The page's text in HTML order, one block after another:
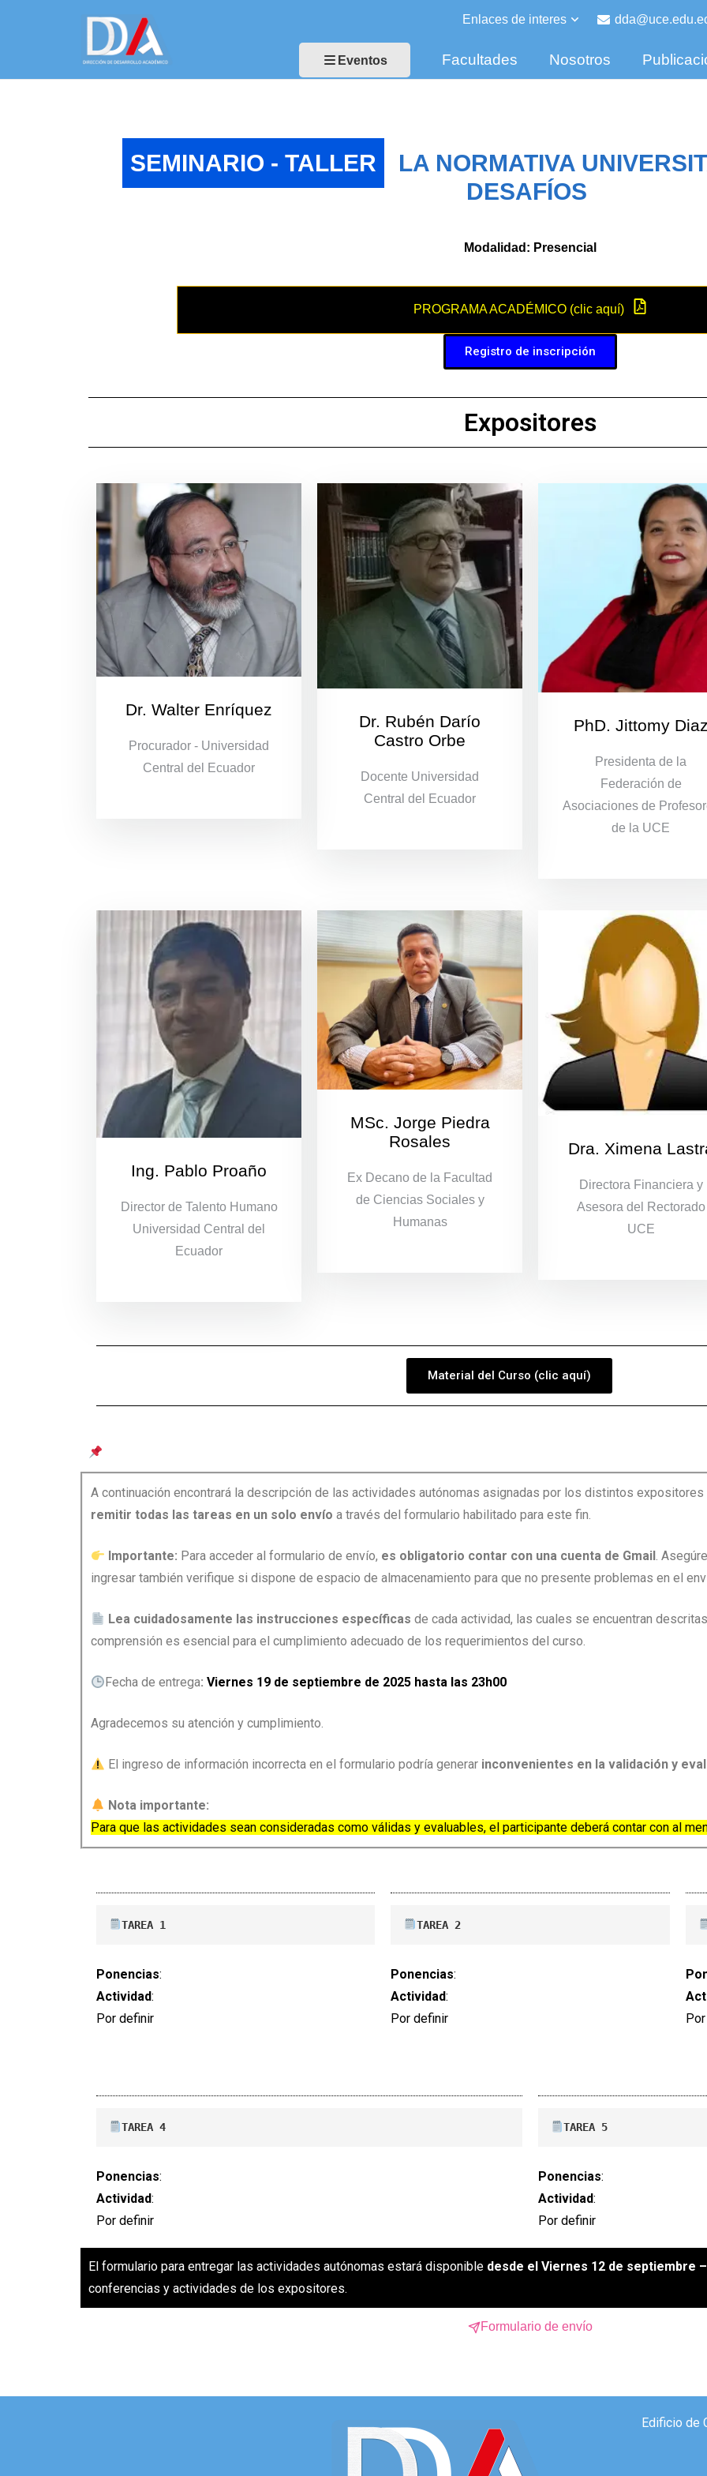
Enlaces de interes
Eventos Facultades Nosotros
SEMINARIO - TALLER
LA NORMATIVA
DESAFÍOS
Modalidad: Presencial
PROGRAMA ACADÉMICO (clic aquí)
Registro de inscripción
Expositores
Dr. Walter Enríquez
Procurador - Universidad
Central del Ecuador
Dr. Rubén Darío
Castro Orbe
Docente Universidad
Central del Ecuador
PhD. Jittomy
Presidenta de la
Federación de
Asociaciones de
de la UCE
Ing. Pablo Proaño
Director de Talento Humano
Universidad Central del
Ecuador
MSc. Jorge Piedra
Rosales
Ex Decano de la Facultad
de Ciencias Sociales y
Humanas
Dra. Ximena
Directora Financiera y
Asesora del Rectorado
UCE
Material del Curso (clic aquí)
A continuación encontrará la descripción de las actividades autónomas asignadas por los distintos
remitir todas las tareas en un solo envío a través del formulario habilitado para este fin.
Importante: Para acceder al formulario de envío, es obligatorio contar con una cuenta de Gmail.
ingresar también verifique si dispone de espacio de almacenamiento para que no presente problemas en el
Lea cuidadosamente las instrucciones específicas de cada actividad, las cuales se encuentran
comprensión es esencial para el cumplimiento adecuado de los requerimientos del curso.
Fecha de entrega: Viernes 19 de septiembre de 2025 hasta las 23h00
Agradecemos su atención y cumplimiento.
El ingreso de información incorrecta en el formulario podría generar inconvenientes en la validación y
Nota importante:
Para que las actividades sean consideradas como válidas y evaluables, el participante deberá contar con al
TAREA 1
Ponencias:
Actividad:
Por definir
TAREA 2
Ponencias:
Actividad:
Por definir
TAREA 4
Ponencias:
Actividad:
Por definir
TAREA 5
Ponencias:
Actividad:
Por definir
El formulario para entregar las actividades autónomas estará disponible desde el Viernes 12 de septiembre
conferencias y actividades de los expositores.
Formulario de envío
Edificio de